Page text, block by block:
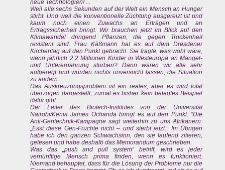
neue Technologien! ...
Weil alle sechs Sekunden auf der Welt ein Mensch an Hunger
stirbt. Und weil die konventionelle Züchtung ausgereizt ist und
kaum noch einen Zuwachs an Erträgen und an
Ertragssicherheit bringt. Wir brauchen jetzt im Blick auf den
Klimawandel dringend Pflanzen, die gegen Trockenheit
resistent sind. Frau Käßmann hat es auf dem Dresdener
Kirchentag auf den Punkt gebracht. Sie fragte, was wohl wäre,
wenn jährlich 2,2 Millionen Kinder in Westeuropa an Mangel-
und Unterernährung stürben? Dann wären wir alle sehr
aufgeregt und würden nichts unversucht lassen, die Situation
zu ändern. ...
Das Auskreuzungsproblem ist ein reales, aber es wird total
überzogen dargestellt, zumal es bisher kein belegtes Beispiel
dafür gibt. ...
Der Leiter des Biotech-Institutes von der Universität
Nairobi/Kenia James Ochanda bringt es auf den Punkt: “Die
Anti-Gentechnik-Kampagne sagt weiterhin zu uns Afrikanern:
„Esst diese Gen-Früchte nicht – und sterbt jetzt.“ Im Übrigen
habe ich den ganzen Schwachsinn, den sie laufend zitieren,
gelesen und habe deshalb das Memorandum geschrieben.
Was das „push and pull system“ betriff, wird es jeder
vernünftige Mensch prima finden, wenn es funktioniert.
Niemand behauptet, dass für die Lösung der Probleme nur die